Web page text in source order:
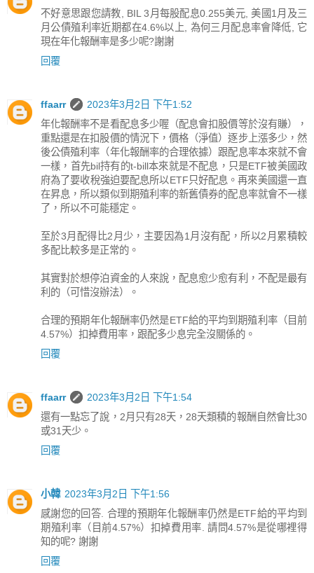
不好意思跟您請教, BIL 3月每股配息0.255美元, 美國1月及三
月公債殖利率近期都在4.6%以上, 為何三月配息率會降低, 它
現在年化報酬率是多少呢?謝謝
回覆
ffaarr
2023年3月2日 下午1:52
年化報酬率不是看配息多少喔（配息會扣股價等於沒有賺），
重點還是在扣股價的情況下，價格（淨值）逐步上漲多少，然
後公債殖利率（年化報酬率的合理依據）跟配息率本來就不會
一樣，首先bil持有的t-bill本來就是不配息，只是ETF被美國政
府為了要收稅強迫要配息所以ETF只好配息。再來美國還一直
在昇息，所以類似到期殖利率的新舊債券的配息率就會不一樣
了，所以不可能穩定。
至於3月配得比2月少，主要因為1月沒有配，所以2月累積較
多配比較多是正常的。
其實對於想停泊資金的人來說，配息愈少愈有利，不配是最有
利的（可惜沒辦法）。
合理的預期年化報酬率仍然是ETF給的平均到期殖利率（目前
4.57%）扣掉費用率，跟配多少息完全沒關係的。
回覆
ffaarr
2023年3月2日 下午1:54
還有一點忘了說，2月只有28天，28天類積的報酬自然會比30
或31天少。
回覆
小韓 2023年3月2日 下午1:56
感謝您的回答. 合理的預期年化報酬率仍然是ETF給的平均到
期殖利率（目前4.57%）扣掉費用率. 請問4.57%是從哪裡得
知的呢? 謝謝
回覆